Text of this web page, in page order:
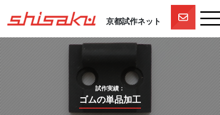
京都試作ネット
京都試作ネットとは
京都試作ネットの技術要素
試作実績
一押しスタッフ
プロジェクト
試作実績：
ゴムの単品加工